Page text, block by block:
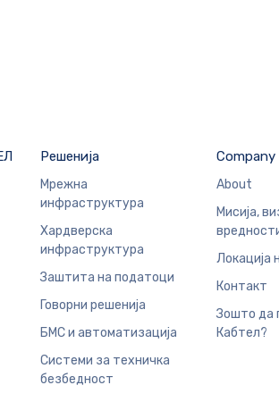
Решенија
Мрежна
инфраструктура
Хардверска
инфраструктура
Заштита на податоци
Говорни решенија
БМС и автоматизација
Системи за техничка
безбедност
Company
About
Мисија,
Локација
Контакт
Зошто да
Кабтел?